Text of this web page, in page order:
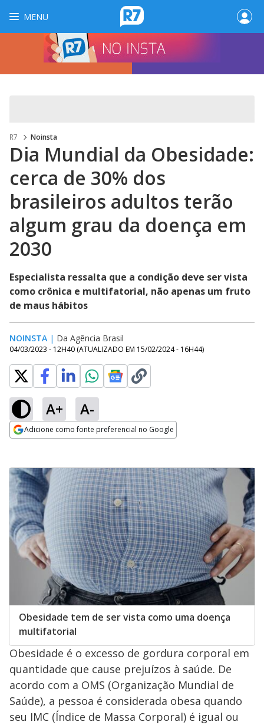
MENU
R7 Noinsta
Dia Mundial da Obesidade:
cerca de 30% dos
brasileiros adultos terão
algum grau da doença em
2030
Especialista ressalta que a condição deve ser vista
como crônica e multifatorial, não apenas um fruto
de maus hábitos
NOINSTA | Da Agência Brasil
04/03/2023 - 12H40 (ATUALIZADO EM 15/02/2024 - 16H44)
A+ A-
Adicione como fonte preferencial no Google
Obesidade tem de ser vista como uma doença
multifatorial
Obesidade é o excesso de gordura corporal em
quantidade que cause prejuízos à saúde. De
acordo com a OMS (Organização Mundial de
Saúde), a pessoa é considerada obesa quando
seu IMC (Índice de Massa Corporal) é igual ou